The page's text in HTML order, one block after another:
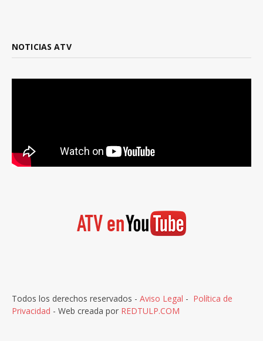
NOTICIAS ATV
Todos los derechos reservados - Aviso Legal - Política de
Privacidad - Web creada por REDTULP.COM